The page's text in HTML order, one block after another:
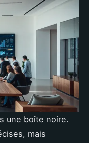
une boîte noire.
mais